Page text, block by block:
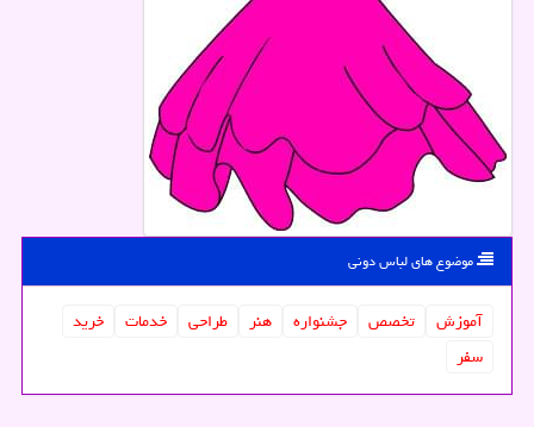
موضوع های لباس دونی
آموزش تخصص جشنواره هنر طراحی خدمات
خرید
سفر